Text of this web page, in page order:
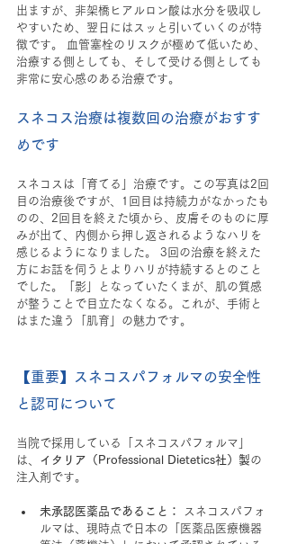
出ますが、非架橋ヒアルロン酸は水分を吸収し
やすいため、翌日にはスッと引いていくのが特
徴です。 血管塞栓のリスクが極めて低いため、
治療する側としても、そして受ける側としても
非常に安心感のある治療です。
スネコス治療は複数回の治療がおすす
めです
スネコスは「育てる」治療です。この写真は2回
目の治療後ですが、1回目は持続力がなかったも
のの、2回目を終えた頃から、皮膚そのものに厚
みが出て、内側から押し返されるようなハリを
感じるようになりました。 3回の治療を終えた
方にお話を伺うとよりハリが持続するとのこと
でした。「影」となっていたくまが、肌の質感
が整うことで目立たなくなる。これが、手術と
はまた違う「肌育」の魅力です。
【重要】スネコスパフォルマの安全性
と認可について
当院で採用している「スネコスパフォルマ」
は、 イタリア（Professional Dietetics社）製の
注入剤です。
未承認医薬品であること：
スネコスパフォ
ルマは、現時点で日本の「医薬品医療機器